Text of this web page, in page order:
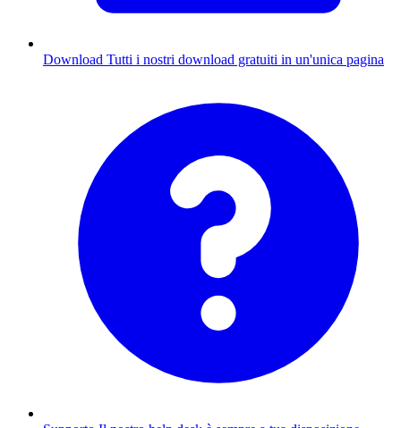
Download Tutti i nostri download gratuiti in un'unica pagina